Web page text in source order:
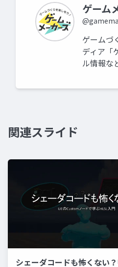
ゲーム
ゲームづ
ディア「
ル情報な
関連スライド
シェーダコードも怖くない